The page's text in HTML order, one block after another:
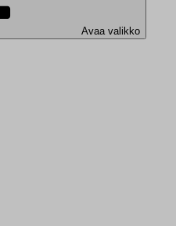
Avaa valikko